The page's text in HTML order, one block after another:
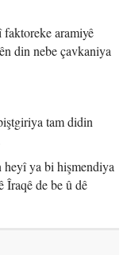
aramiyê
din nebe çavkaniya
tam didin
ya bi hişmendiya
Îraqê de be û dê